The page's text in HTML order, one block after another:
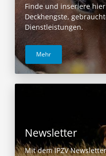
Finde und inseriere
Deckhengste,
Dienstleistungen.
Mehr
Newsletter
Mit dem IPZV